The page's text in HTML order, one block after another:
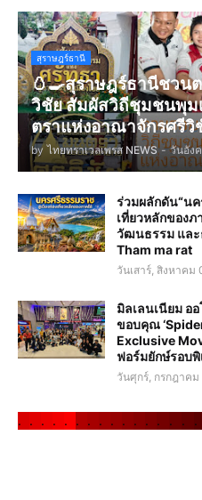
สุราษฎร์ธานี
🥚🍳สุราษฎร์ธานีชวน
วิชัย สัมผัสวิถีชุมชนพุม
ตราแห่งอาณาจักรศรีวิ
by ไทยทราเวลเพรส NEWS - วันอัง
ร่วมผลักดัน“นค
เที่ยวหลักของภ
วัฒนธรรม และ
Tham ma rat
วันเสาร์, สิงหาคม
มิลเลนเนียม อ
ขอบคุณ
Exclusive
ฟอร์มยักษ์รอบพิ
วันศุกร์, กรกฎาคม
. . . . . . . . . . . . . . . .